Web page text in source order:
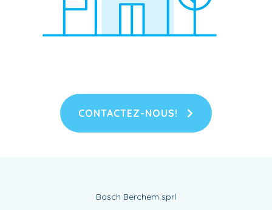
CONTACTEZ-NOUS!
Bosch Berchem sprl